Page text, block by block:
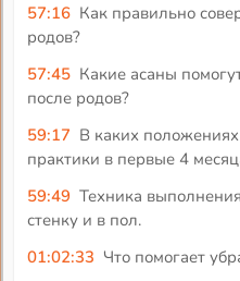
57:16 Как правильно
родов?
57:45 Какие асаны
после родов?
59:17 В каких
практики в первые 4
59:49 Техника
стенку и в пол.
01:02:33 Что помогает